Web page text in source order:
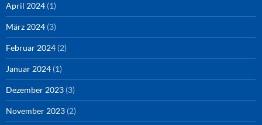
April 2024 (1)
März 2024 (3)
Februar 2024 (2)
Januar 2024 (1)
Dezember 2023 (3)
November 2023 (2)